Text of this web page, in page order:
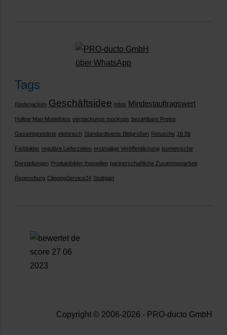
Tags
Kinderjacken Geschäftsidee Infos Mindestauftragswert
Hollow Man Modefotos verpackungs mockups bezahlbare Preise
Gesamtpreisliste elektrisch Standardisierte Bildgrößen Retusche 16 Bit
Farbbilder reguläre Lieferzeiten erstmalige Veröffentlichung isometrische
Darstellungen Produktbilder freistellen partnerschaftliche Zusammenarbeit
Regensburg ClippingService24 Stuttgart
Copyright © 2006-2026 - PRO-ducto GmbH